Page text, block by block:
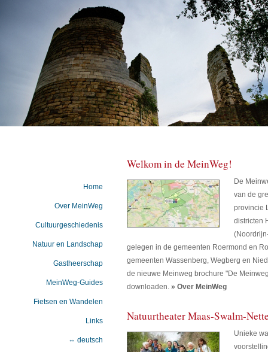
Home
Over MeinWeg
Cultuurgeschiedenis
Natuur en Landschap
Gastheerschap
MeinWeg-Guides
Fietsen en Wandelen
Links
⇔ deutsch
Welkom in de MeinWeg!
De
van de
provincie
districten
gelegen in de gemeenten Roermond en
gemeenten Wassenberg, Wegberg en
de nieuwe Meinweg brochure "De
downloaden. » Over MeinWeg
Natuurtheater Maas-Swalm-
Unieke